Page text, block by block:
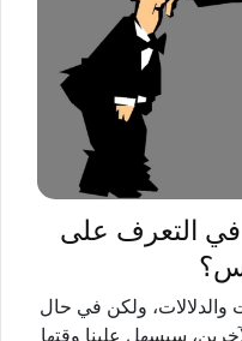
في التعرف على
والدلالات، ولكن في حال
سيسهل علينا وقتها